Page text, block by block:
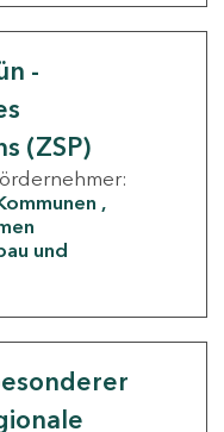
-
(ZSP)
und